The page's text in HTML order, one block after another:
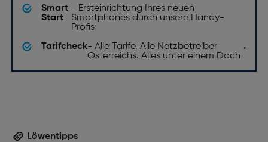
Smart
Start
- Ersteinrichtung Ihres neuen
Smartphones durch unsere Handy-
Profis
Tarifcheck- Alle Tarife. Alle Netzbetreiber
Österreichs. Alles unter einem Dach
.
Löwentipps